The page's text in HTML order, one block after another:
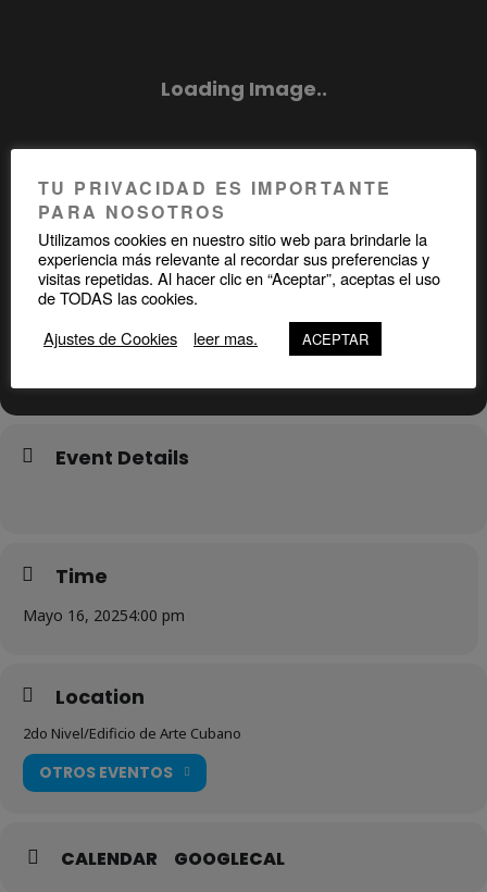
Event Details
Time
Mayo 16, 20254:00 pm
Location
2do Nivel/Edificio de Arte Cubano
OTROS EVENTOS
CALENDAR GOOGLECAL
TU PRIVACIDAD ES IMPORTANTE
PARA NOSOTROS
Utilizamos cookies en nuestro sitio web para brindarle la
experiencia más relevante al recordar sus preferencias y
visitas repetidas. Al hacer clic en “Aceptar”, aceptas el uso
de TODAS las cookies.
Ajustes de Cookies
leer mas. ACEPTAR